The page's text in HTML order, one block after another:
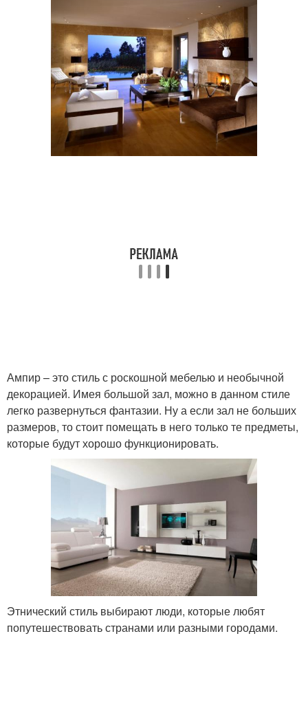
Ампир – это стиль с роскошной мебелью и необычной
декорацией. Имея большой зал, можно в данном стиле
легко развернуться фантазии. Ну а если зал не больших
размеров, то стоит помещать в него только те предметы,
которые будут хорошо функционировать.
Этнический стиль выбирают люди, которые любят
попутешествовать странами или разными городами.